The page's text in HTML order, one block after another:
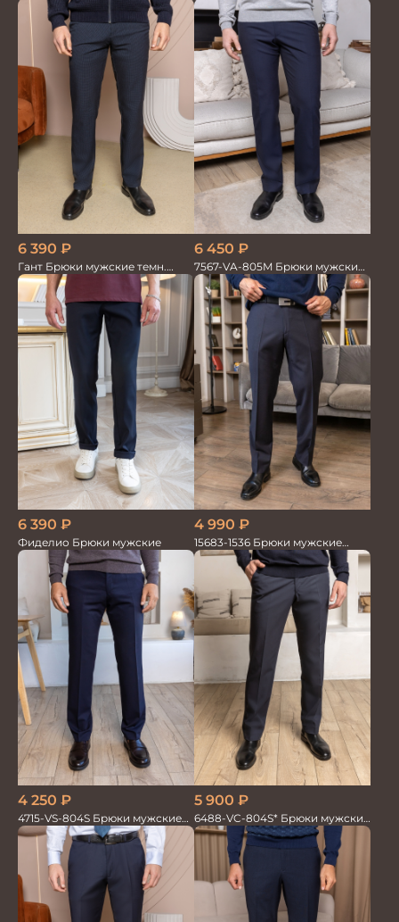
трикотаж
6 390 ₽
Гант Брюки мужские темн.
деми
6 450 ₽
7567-VA-805M Брюки мужские
т.синие однотон.
6 390 ₽
Фиделио Брюки мужские
4 990 ₽
15683-1536 Брюки мужские
т.син. однотон.
4 250 ₽
4715-VS-804S Брюки мужские
т.син однотонный
5 900 ₽
6488-VC-804S* Брюки мужские
т.синие однотон.